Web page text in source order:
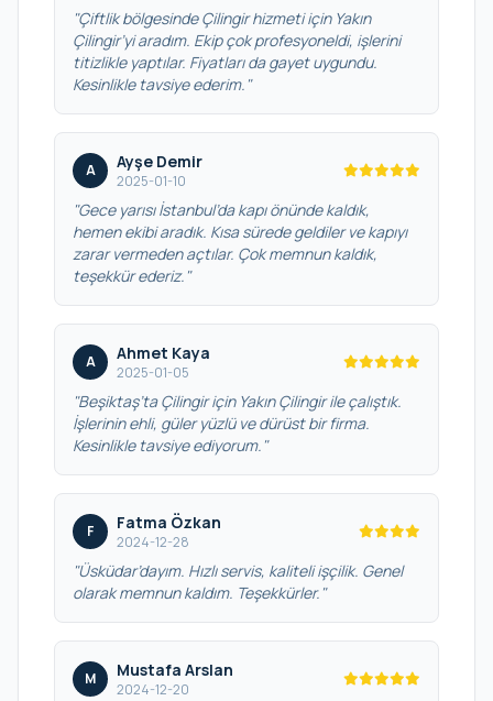
"Çiftlik bölgesinde Çilingir hizmeti için Yakın
Çilingir’yi aradım. Ekip çok profesyoneldi, işlerini
titizlikle yaptılar. Fiyatları da gayet uygundu.
Kesinlikle tavsiye ederim."
A Ayşe Demir
2025-01-10
"Gece yarısı İstanbul’da kapı önünde kaldık,
hemen ekibi aradık. Kısa sürede geldiler ve kapıyı
zarar vermeden açtılar. Çok memnun kaldık,
teşekkür ederiz."
A Ahmet Kaya
2025-01-05
"Beşiktaş’ta Çilingir için Yakın Çilingir ile çalıştık.
İşlerinin ehli, güler yüzlü ve dürüst bir firma.
Kesinlikle tavsiye ediyorum."
F Fatma Özkan
2024-12-28
"Üsküdar’dayım. Hızlı servis, kaliteli işçilik. Genel
olarak memnun kaldım. Teşekkürler."
M Mustafa Arslan
2024-12-20